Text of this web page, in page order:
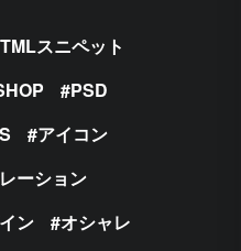
スニペット
PSD
アイコン
ーション
ン
オシャレ